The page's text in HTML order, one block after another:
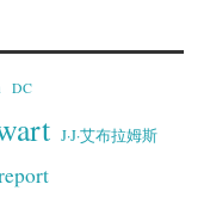
DC
J·J·艾布拉姆斯